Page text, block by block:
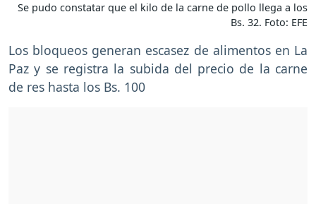
Se pudo constatar que el kilo de la carne de pollo llega a los
Bs. 32. Foto: EFE
Los bloqueos generan escasez de alimentos en La
Paz y se registra la subida del precio de la carne
de res hasta los Bs. 100